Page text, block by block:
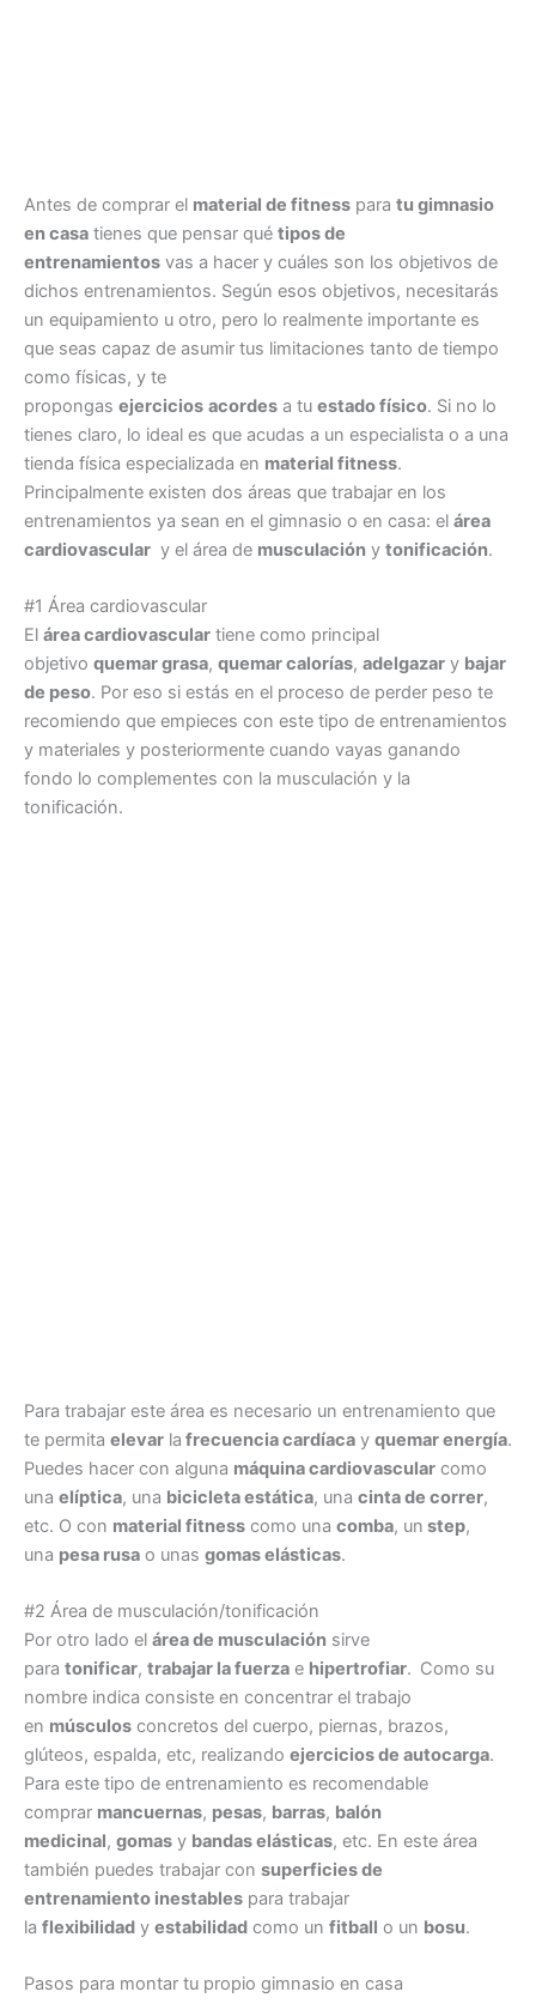
Antes de comprar el material de fitness para tu gimnasio
en casa tienes que pensar qué tipos de
entrenamientos vas a hacer y cuáles son los objetivos de
dichos entrenamientos. Según esos objetivos, necesitarás
un equipamiento u otro, pero lo realmente importante es
que seas capaz de asumir tus limitaciones tanto de tiempo
como físicas, y te
propongas ejercicios acordes a tu estado físico. Si no lo
tienes claro, lo ideal es que acudas a un especialista o a una
tienda física especializada en material fitness.
Principalmente existen dos áreas que trabajar en los
entrenamientos ya sean en el gimnasio o en casa: el área
cardiovascular y el área de musculación y tonificación.
#1 Área cardiovascular
El área cardiovascular tiene como principal
objetivo quemar grasa, quemar calorías, adelgazar y bajar
de peso. Por eso si estás en el proceso de perder peso te
recomiendo que empieces con este tipo de entrenamientos
y materiales y posteriormente cuando vayas ganando
fondo lo complementes con la musculación y la
tonificación.
Para trabajar este área es necesario un entrenamiento que
te permita elevar la frecuencia cardíaca y quemar energía.
Puedes hacer con alguna máquina cardiovascular como
una elíptica, una bicicleta estática, una cinta de correr,
etc. O con material fitness como una comba, un step,
una pesa rusa o unas gomas elásticas.
#2 Área de musculación/tonificación
Por otro lado el área de musculación sirve
para tonificar, trabajar la fuerza e hipertrofiar. Como su
nombre indica consiste en concentrar el trabajo
en músculos concretos del cuerpo, piernas, brazos,
glúteos, espalda, etc, realizando ejercicios de autocarga.
Para este tipo de entrenamiento es recomendable
comprar mancuernas, pesas, barras, balón
medicinal, gomas y bandas elásticas, etc. En este área
también puedes trabajar con superficies de
entrenamiento inestables para trabajar
la flexibilidad y estabilidad como un fitball o un bosu.
Pasos para montar tu propio gimnasio en casa